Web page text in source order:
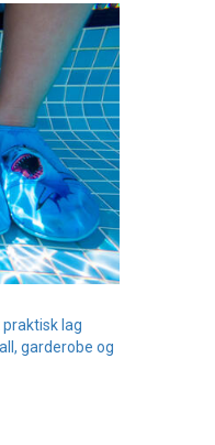
lag
garderobe og